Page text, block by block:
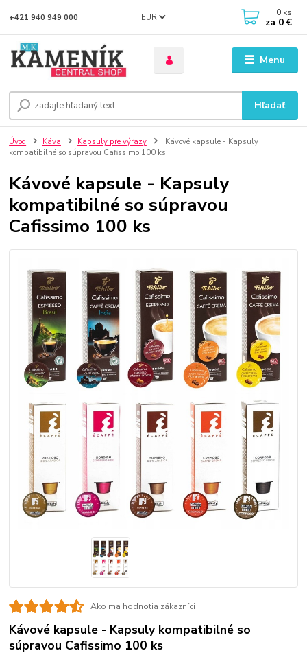
Menu
EUR
Hľadať
+421 940 949 000 0 ks
za 0 €
Úvod Káva Kapsuly pre výrazy
Kávové kapsule - Kapsuly
kompatibilné so súpravou Cafissimo 100 ks
Kávové kapsule - Kapsuly
kompatibilné so súpravou
Cafissimo 100 ks
Ako ma hodnotia zákazníci
Kávové kapsule - Kapsuly kompatibilné so
súpravou Cafissimo 100 ks